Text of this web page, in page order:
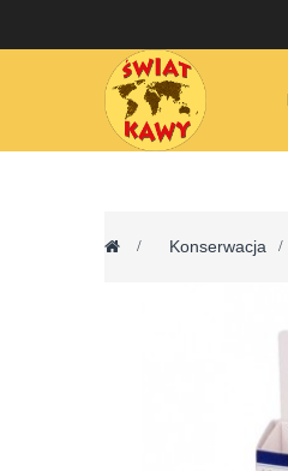
> Konserwacja >